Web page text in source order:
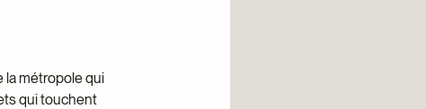
la métropole qui
qui touchent